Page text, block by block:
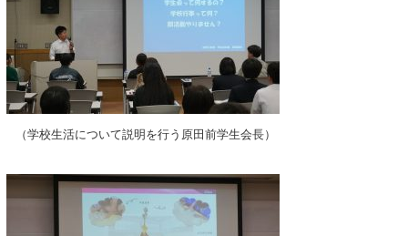
（学校生活について説明を行う原田前学生会長）